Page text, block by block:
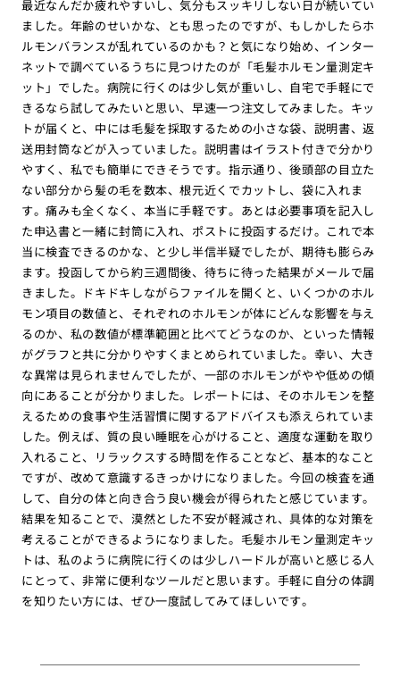
最近なんだか疲れやすいし、気分もスッキリしない日が続いてい
ました。年齢のせいかな、とも思ったのですが、もしかしたらホ
ルモンバランスが乱れているのかも？と気になり始め、インター
ネットで調べているうちに見つけたのが「毛髪ホルモン量測定キ
ット」でした。病院に行くのは少し気が重いし、自宅で手軽にで
きるなら試してみたいと思い、早速一つ注文してみました。キッ
トが届くと、中には毛髪を採取するための小さな袋、説明書、返
送用封筒などが入っていました。説明書はイラスト付きで分かり
やすく、私でも簡単にできそうです。指示通り、後頭部の目立た
ない部分から髪の毛を数本、根元近くでカットし、袋に入れま
す。痛みも全くなく、本当に手軽です。あとは必要事項を記入し
た申込書と一緒に封筒に入れ、ポストに投函するだけ。これで本
当に検査できるのかな、と少し半信半疑でしたが、期待も膨らみ
ます。投函してから約三週間後、待ちに待った結果がメールで届
きました。ドキドキしながらファイルを開くと、いくつかのホル
モン項目の数値と、それぞれのホルモンが体にどんな影響を与え
るのか、私の数値が標準範囲と比べてどうなのか、といった情報
がグラフと共に分かりやすくまとめられていました。幸い、大き
な異常は見られませんでしたが、一部のホルモンがやや低めの傾
向にあることが分かりました。レポートには、そのホルモンを整
えるための食事や生活習慣に関するアドバイスも添えられていま
した。例えば、質の良い睡眠を心がけること、適度な運動を取り
入れること、リラックスする時間を作ることなど、基本的なこと
ですが、改めて意識するきっかけになりました。今回の検査を通
して、自分の体と向き合う良い機会が得られたと感じています。
結果を知ることで、漠然とした不安が軽減され、具体的な対策を
考えることができるようになりました。毛髪ホルモン量測定キッ
トは、私のように病院に行くのは少しハードルが高いと感じる人
にとって、非常に便利なツールだと思います。手軽に自分の体調
を知りたい方には、ぜひ一度試してみてほしいです。